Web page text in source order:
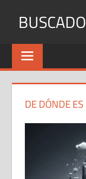
Identifica
Números
y
DE DÓNDE